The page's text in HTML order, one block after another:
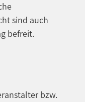
sind auch
befreit.
bzw.